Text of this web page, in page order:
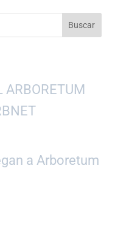
ARBORETUM
a Arboretum